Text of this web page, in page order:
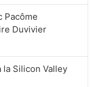
Pacôme
Duvivier
Silicon Valley